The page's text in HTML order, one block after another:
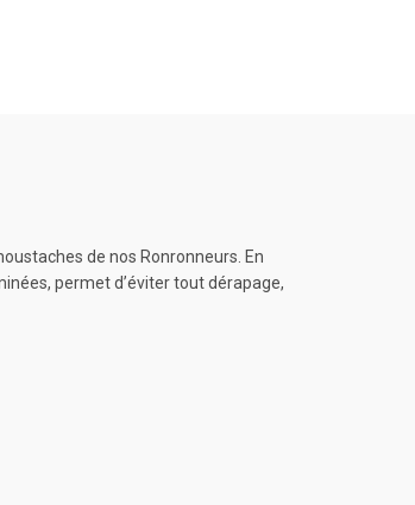
de nos Ronronneurs. En
permet d’éviter tout dérapage,